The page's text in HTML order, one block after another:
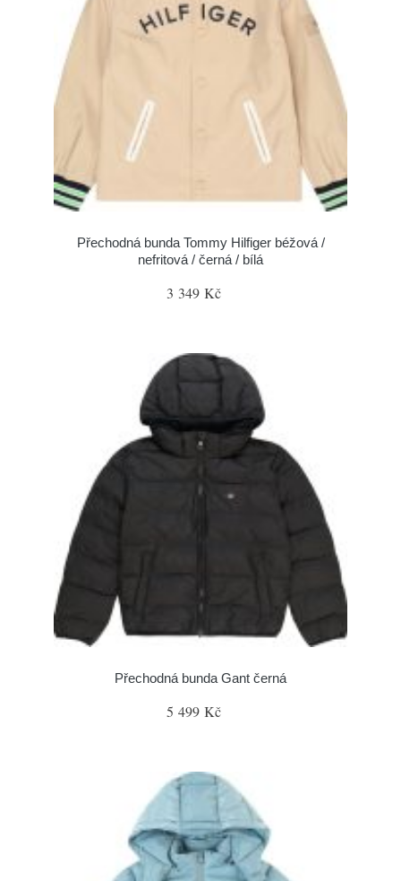
Přechodná bunda Tommy Hilfiger béžová /
nefritová / černá / bílá
3 349 Kč
Přechodná bunda Gant černá
5 499 Kč